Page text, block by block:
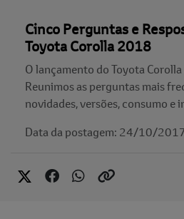
Cinco Perguntas e
Toyota Corolla 2018
O lançamento do Toyota
Reunimos as perguntas mais
novidades, versões, consumo e
Data da postagem: 24/10/2017